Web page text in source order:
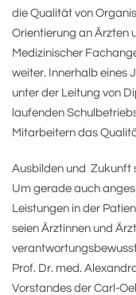
die Qualität von
Orientierung an Ärzten
Medizinischer
weiter. Innerhalb eines
unter der Leitung von
laufenden
Mitarbeitern das
Ausbilden und Zukunft
Um gerade auch
Leistungen in der
seien Ärztinnen und
Prof. Dr. med.
Vorstandes der Carl-